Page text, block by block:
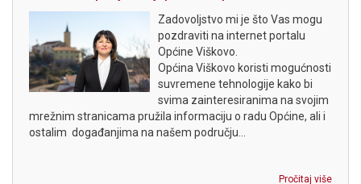
Zadovoljstvo mi je što Vas mogu
pozdraviti na internet portalu
Općine Viškovo.
Općina Viškovo koristi mogućnosti
suvremene tehnologije kako bi
svima zainteresiranima na svojim
mrežnim stranicama pružila informaciju o radu Općine, ali i
ostalim događanjima na našem području...
Pročitaj više